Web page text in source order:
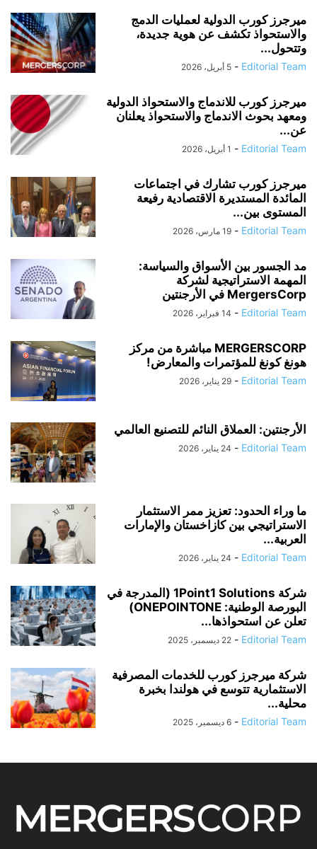
ميرجرز كورب الدولية لعمليات الدمج
والاستحواذ تكشف عن هوية جديدة،
وتتحول...
Editorial Team
- 5 أبريل، 2026
ميرجرز كورب للاندماج والاستحواذ الدولية
ومعهد بحوث الاندماج والاستحواذ يعلنان
عن...
Editorial Team
- 1 أبريل، 2026
ميرجرز كورب تشارك في اجتماعات
المائدة المستديرة الاقتصادية رفيعة
المستوى بين...
Editorial Team
- 19 مارس، 2026
مد الجسور بين الأسواق والسياسة:
المهمة الاستراتيجية لشركة
MergersCorp في الأرجنتين
Editorial Team
- 14 فبراير، 2026
MERGERSCORP مباشرة من مركز
هونغ كونغ للمؤتمرات والمعارض!
Editorial Team
- 29 يناير، 2026
الأرجنتين: العملاق النائم للتصنيع العالمي
Editorial Team
- 24 يناير، 2026
ما وراء الحدود: تعزيز ممر الاستثمار
الاستراتيجي بين كازاخستان والإمارات
العربية...
Editorial Team
- 24 يناير، 2026
شركة 1Point1 Solutions (المدرجة في
البورصة الوطنية: ONEPOINTONE)
تعلن عن استحواذها...
Editorial Team
- 22 ديسمبر، 2025
شركة ميرجرز كورب للخدمات المصرفية
الاستثمارية تتوسع في هولندا بخبرة
محلية...
Editorial Team
- 6 ديسمبر، 2025